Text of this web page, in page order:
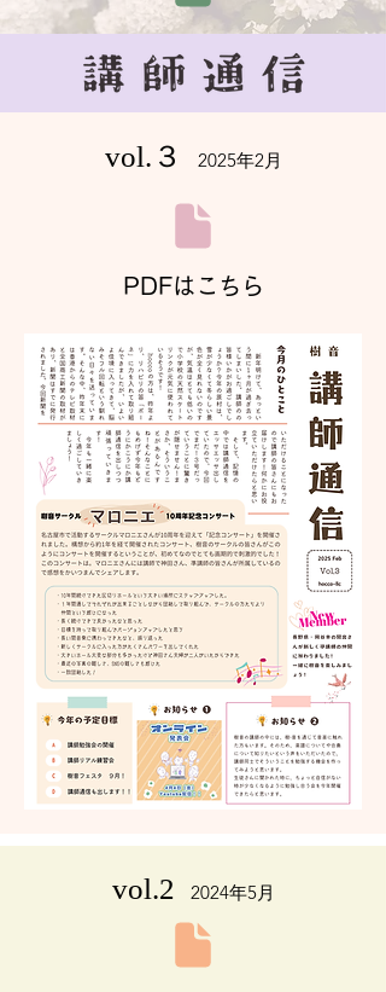
vol.３ 2025年2月
PDFはこちら
vol.2 2024年5月